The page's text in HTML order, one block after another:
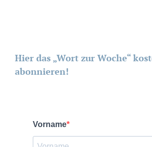
Hier das „Wort zur Woche“
abonnieren!